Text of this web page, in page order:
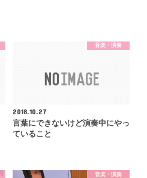
音楽・演奏
2018.10.27
言葉にできないけど演奏中にやっ
ていること
音楽・演奏